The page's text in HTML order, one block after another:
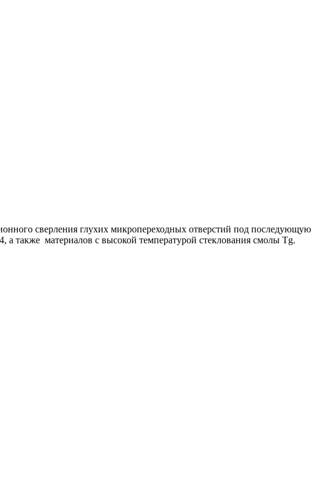
сверления глухих микропереходных отверстий под последующую
а также материалов с высокой температурой стеклования смолы Tg.